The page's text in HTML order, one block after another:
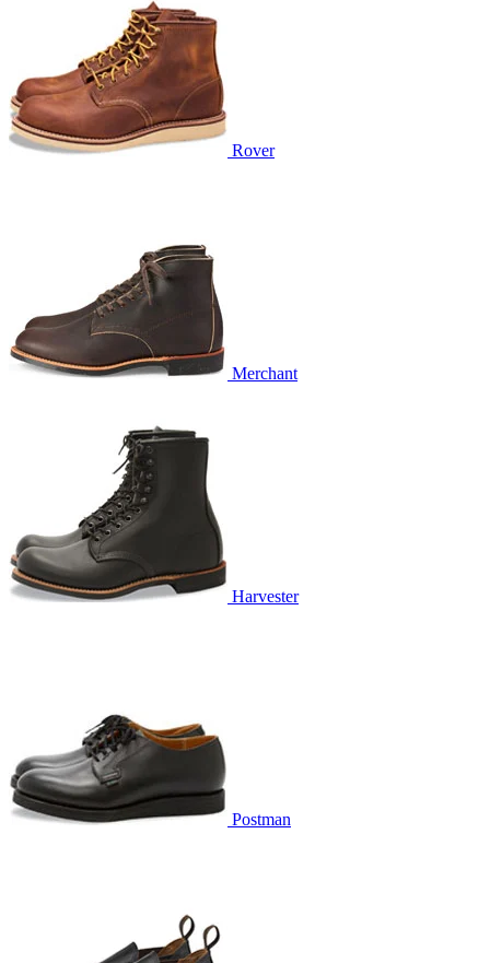
Rover
Merchant
Harvester
Postman